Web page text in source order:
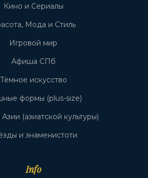
Кино и Сериалы
Мода и Стиль
Игровой мир
Афиша СПб
Тёмное искусство
формы (plus-size)
(азиатской культуры)
и знаменистоти
Info